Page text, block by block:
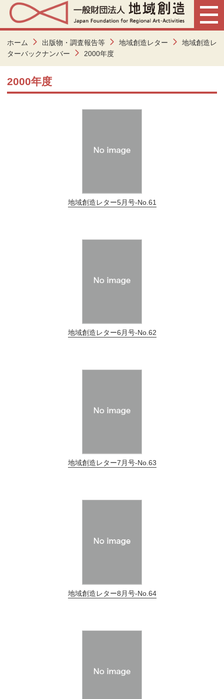
ホーム 出版物・調査報告等 地域創造レター
地域創造レ
ターバックナンバー
2000年度
2000年度
地域創造レター5月号-No.61
地域創造レター6月号-No.62
地域創造レター7月号-No.63
地域創造レター8月号-No.64